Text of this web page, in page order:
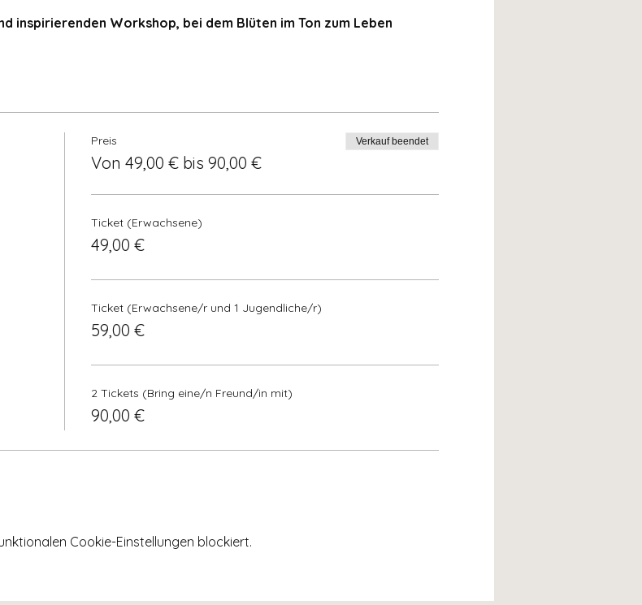
inspirierenden Workshop, bei dem Blüten im Ton zum Leben
Preis
Von 49,00 € bis 90,00 €
Verkauf beendet
Ticket (Erwachsene)
49,00 €
Ticket (Erwachsene/r und 1 Jugendliche/r)
59,00 €
2 Tickets (Bring eine/n Freund/in mit)
90,00 €
Cookie-Einstellungen blockiert.